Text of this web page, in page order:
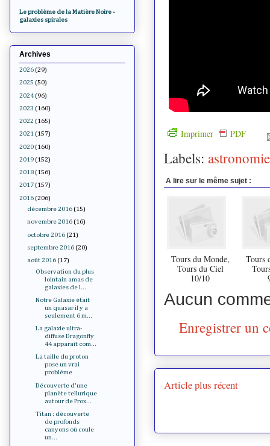
Imprimer PDF
Labels: astronomie
A lire sur le même sujet :
Tours du Monde,
Tours du Ciel
10/10
Tours
Aucun
Enregistrer un
Article plus récent
Le problème de la Matière Noire -
galaxies spirales
Archives
2026 (29)
2025 (50)
2024 (96)
2023 (160)
2022 (165)
2021 (157)
2020 (160)
2019 (152)
2018 (156)
2017 (157)
2016 (206)
décembre 2016 (15)
novembre 2016 (16)
octobre 2016 (21)
septembre 2016 (20)
août 2016 (17)
Observation du plus
lointain amas de
galaxies de l...
Notre Galaxie était
un quasar il y a
seulement 6 m...
La galaxie ultra-
diffuse Dragonfly
44 apparaît com...
La taille du proton
pose un vrai
problème
Découverte d'une
planète tellurique
autour de Prox...
Titan : découverte
de profonds
canyons où coule
un...